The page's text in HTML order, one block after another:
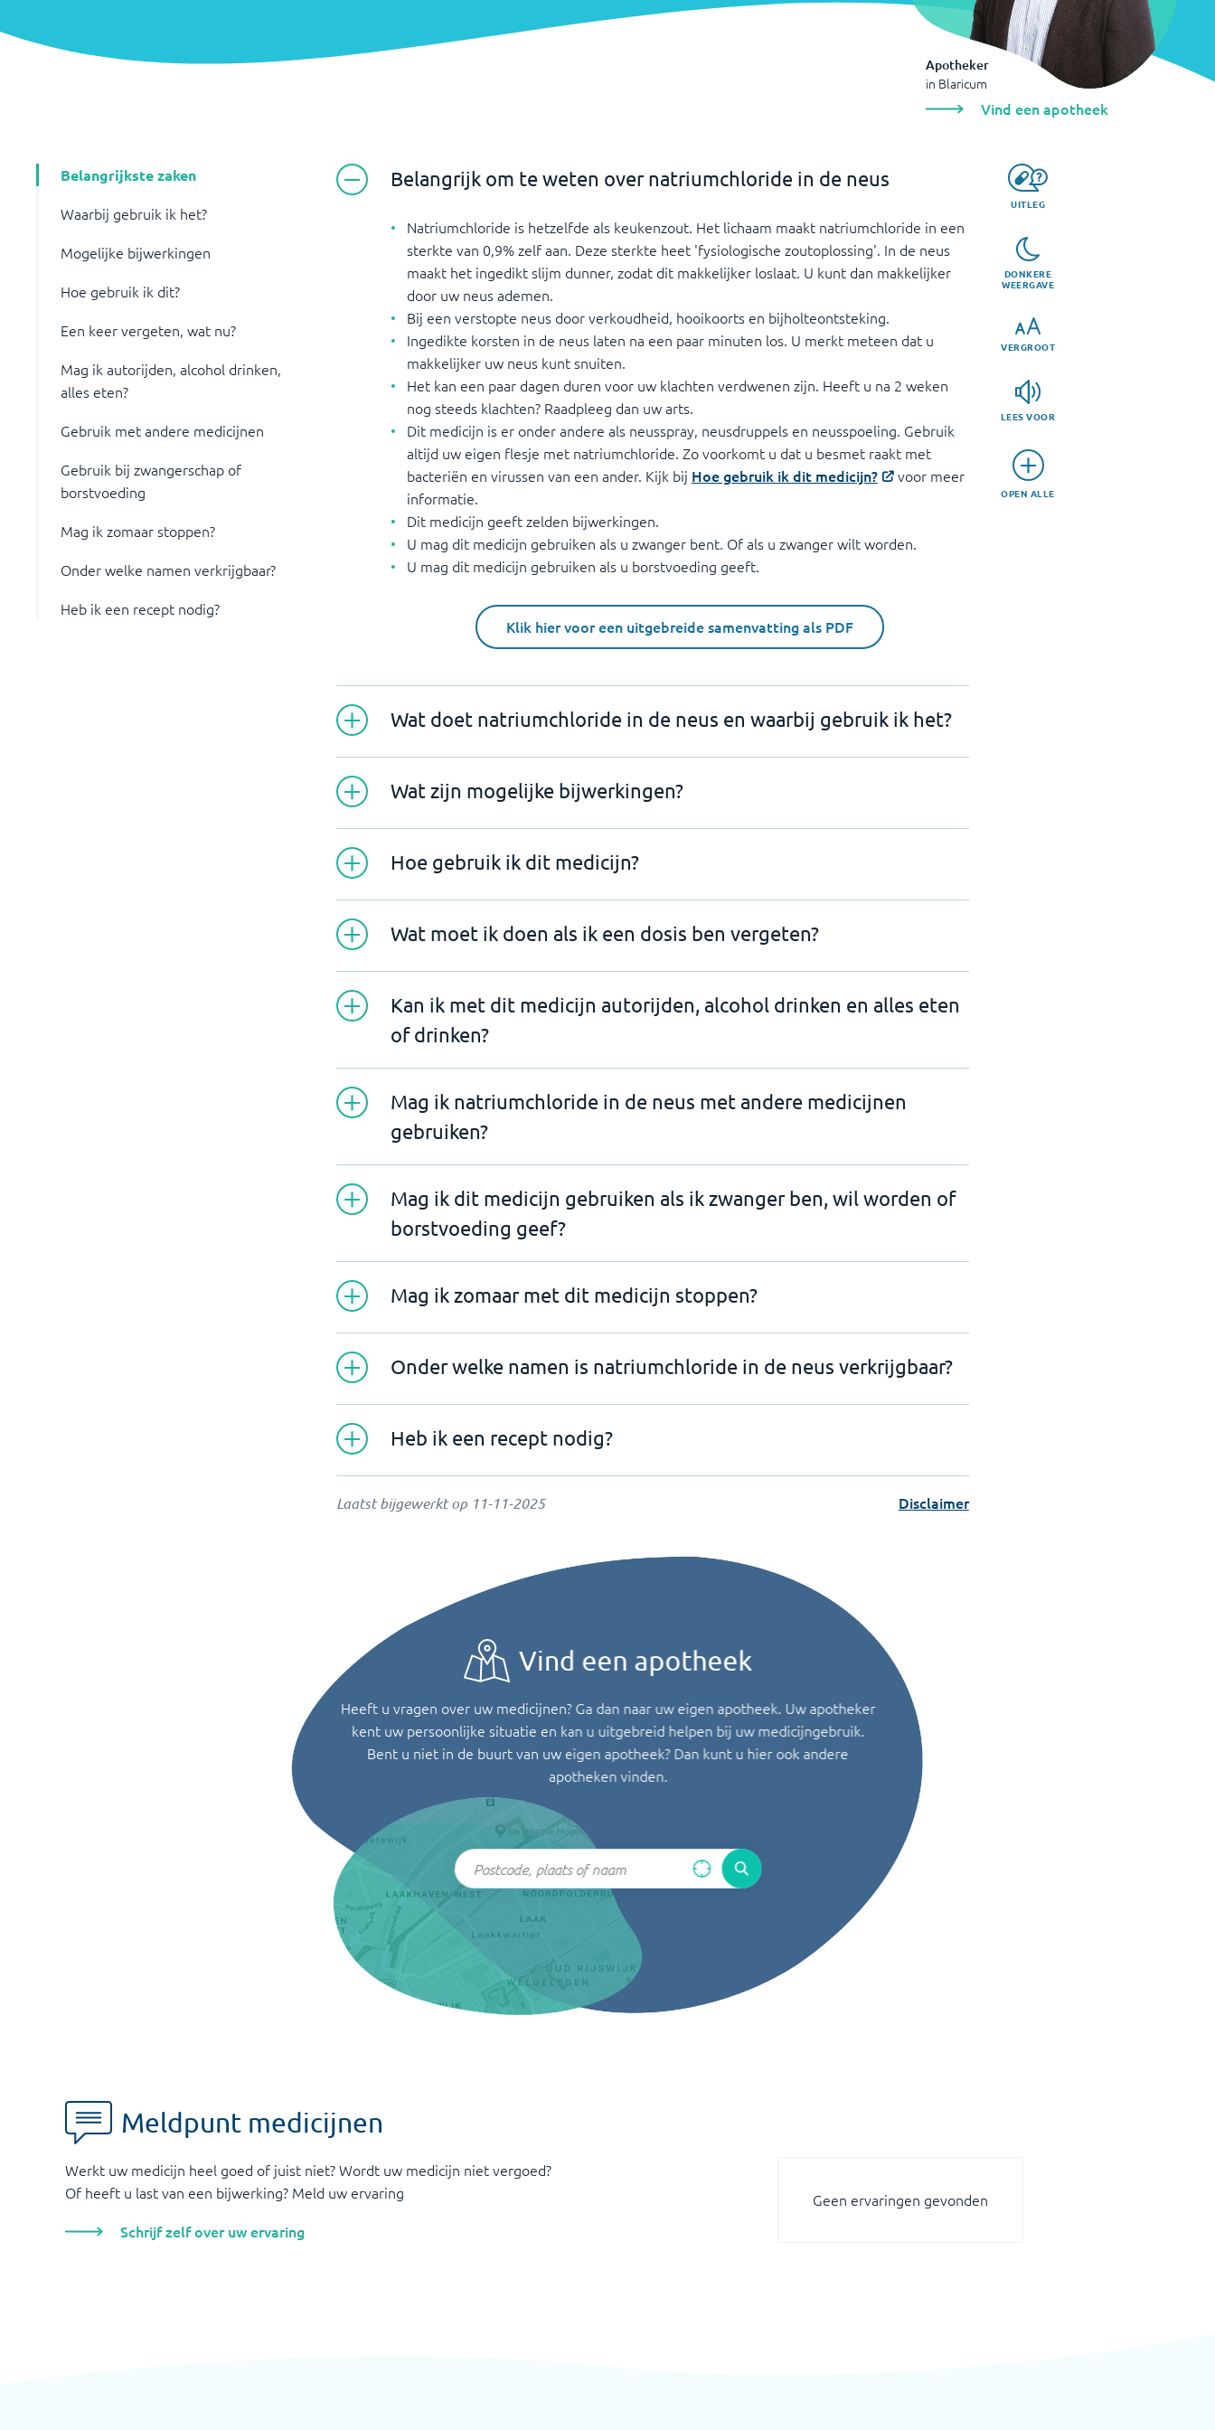
Apotheker
in Blaricum
Vind een apotheek
Belangrijkste zaken
Waarbij gebruik ik het?
Mogelijke bijwerkingen
Hoe gebruik ik dit?
Een keer vergeten, wat nu?
Mag ik autorijden, alcohol drinken,
alles eten?
Gebruik met andere medicijnen
Gebruik bij zwangerschap of
borstvoeding
Mag ik zomaar stoppen?
Onder welke namen verkrijgbaar?
Heb ik een recept nodig?
UITLEG
DONKERE
WEERGAVE
VERGROOT
LEES VOOR
OPEN ALLE
Belangrijk om te weten over natriumchloride in de neus
Natriumchloride is hetzelfde als keukenzout. Het lichaam maakt natriumchloride in een
sterkte van 0,9% zelf aan. Deze sterkte heet 'fysiologische zoutoplossing'. In de neus
maakt het ingedikt slijm dunner, zodat dit makkelijker loslaat. U kunt dan makkelijker
door uw neus ademen.
Bij een verstopte neus door verkoudheid, hooikoorts en bijholteontsteking.
Ingedikte korsten in de neus laten na een paar minuten los. U merkt meteen dat u
makkelijker uw neus kunt snuiten.
Het kan een paar dagen duren voor uw klachten verdwenen zijn. Heeft u na 2 weken
nog steeds klachten? Raadpleeg dan uw arts.
Dit medicijn is er onder andere als neusspray, neusdruppels en neusspoeling. Gebruik
altijd uw eigen flesje met natriumchloride. Zo voorkomt u dat u besmet raakt met
bacteriën en virussen van een ander. Kijk bij Hoe gebruik ik dit medicijn?
voor meer
informatie.
Dit medicijn geeft zelden bijwerkingen.
U mag dit medicijn gebruiken als u zwanger bent. Of als u zwanger wilt worden.
U mag dit medicijn gebruiken als u borstvoeding geeft.
Klik hier voor een uitgebreide samenvatting als PDF
Wat doet natriumchloride in de neus en waarbij gebruik ik het?
Wat zijn mogelijke bijwerkingen?
Hoe gebruik ik dit medicijn?
Wat moet ik doen als ik een dosis ben vergeten?
Kan ik met dit medicijn autorijden, alcohol drinken en alles eten
of drinken?
Mag ik natriumchloride in de neus met andere medicijnen
gebruiken?
Mag ik dit medicijn gebruiken als ik zwanger ben, wil worden of
borstvoeding geef?
Mag ik zomaar met dit medicijn stoppen?
Onder welke namen is natriumchloride in de neus verkrijgbaar?
Heb ik een recept nodig?
Laatst bijgewerkt op 11-11-2025 Disclaimer
Vind een apotheek
Heeft u vragen over uw medicijnen? Ga dan naar uw eigen apotheek. Uw apotheker
kent uw persoonlijke situatie en kan u uitgebreid helpen bij uw medicijngebruik.
Bent u niet in de buurt van uw eigen apotheek? Dan kunt u hier ook andere
apotheken vinden.
Meldpunt medicijnen
Werkt uw medicijn heel goed of juist niet? Wordt uw medicijn niet vergoed?
Of heeft u last van een bijwerking? Meld uw ervaring
Schrijf zelf over uw ervaring
Geen ervaringen gevonden